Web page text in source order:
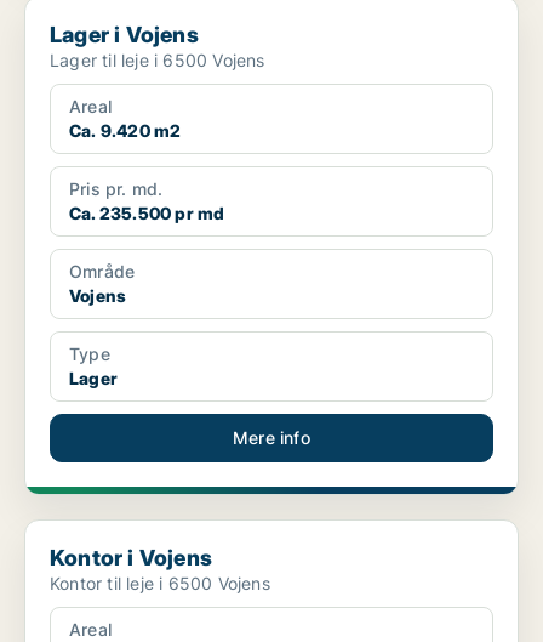
Lager i Vojens
Lager i Vojens
Lager til leje i 6500 Vojens
Areal
Ca. 9.420 m2
Pris pr. md.
Ca. 235.500 pr md
Område
Vojens
Type
Lager
Mere info
Kontor i Vojens
Kontor i Vojens
Kontor til leje i 6500 Vojens
Areal